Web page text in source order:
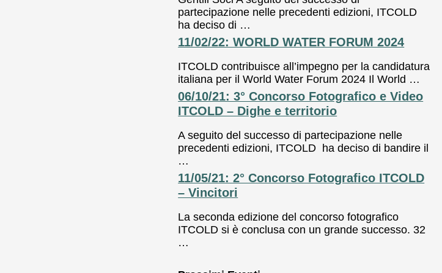
partecipazione nelle precedenti edizioni, ITCOLD
ha deciso di …
11/02/22: WORLD WATER FORUM 2024
ITCOLD contribuisce all’impegno per la candidatura
italiana per il World Water Forum 2024 Il World …
06/10/21: 3° Concorso Fotografico e Video
ITCOLD – Dighe e territorio
A seguito del successo di partecipazione nelle
precedenti edizioni, ITCOLD ha deciso di bandire il
…
11/05/21: 2° Concorso Fotografico ITCOLD
– Vincitori
La seconda edizione del concorso fotografico
ITCOLD si è conclusa con un grande successo. 32
…